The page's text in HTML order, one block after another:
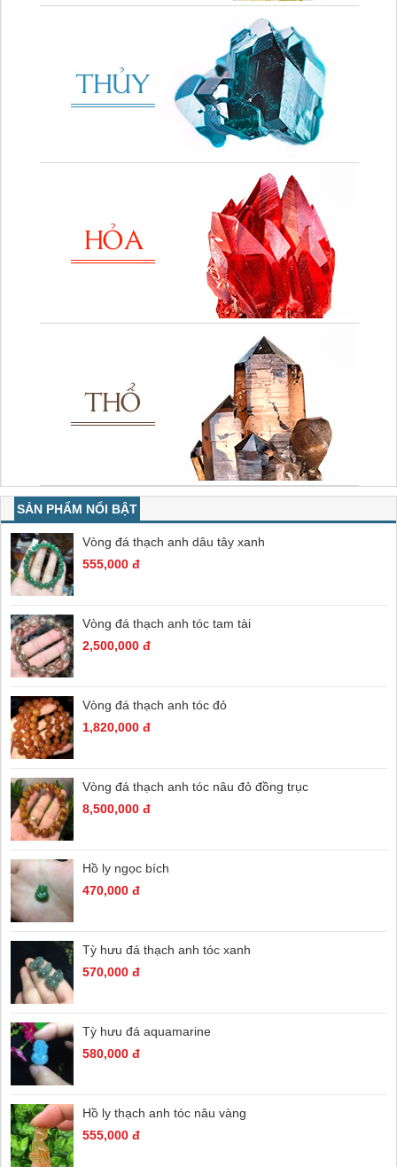
SẢN PHẨM NỔI BẬT
Vòng đá thạch anh dâu tây xanh
555,000 đ
Vòng đá thạch anh tóc tam tài
2,500,000 đ
Vòng đá thạch anh tóc đỏ
1,820,000 đ
Vòng đá thạch anh tóc nâu đỏ đồng trục
8,500,000 đ
Hồ ly ngọc bích
470,000 đ
Tỳ hưu đá thạch anh tóc xanh
570,000 đ
Tỳ hưu đá aquamarine
580,000 đ
Hồ ly thạch anh tóc nâu vàng
555,000 đ